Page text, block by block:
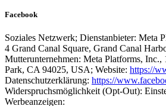
Facebook
Soziales Netzwerk; Dienstanbieter: Meta
4 Grand Canal Square, Grand Canal
Mutterunternehmen: Meta Platforms,
Park, CA 94025, USA; Website: https://
Datenschutzerklärung: https://
Widerspruchsmöglichkeit (Opt-Out):
Werbeanzeigen: